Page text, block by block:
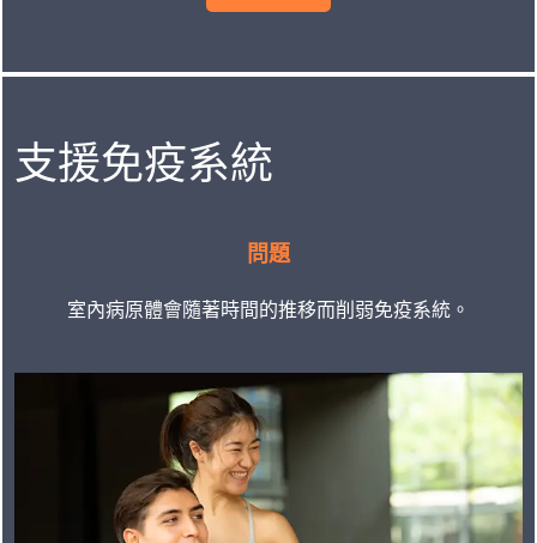
支援免疫系統
問題
室內病原體會隨著時間的推移而削弱免疫系統。